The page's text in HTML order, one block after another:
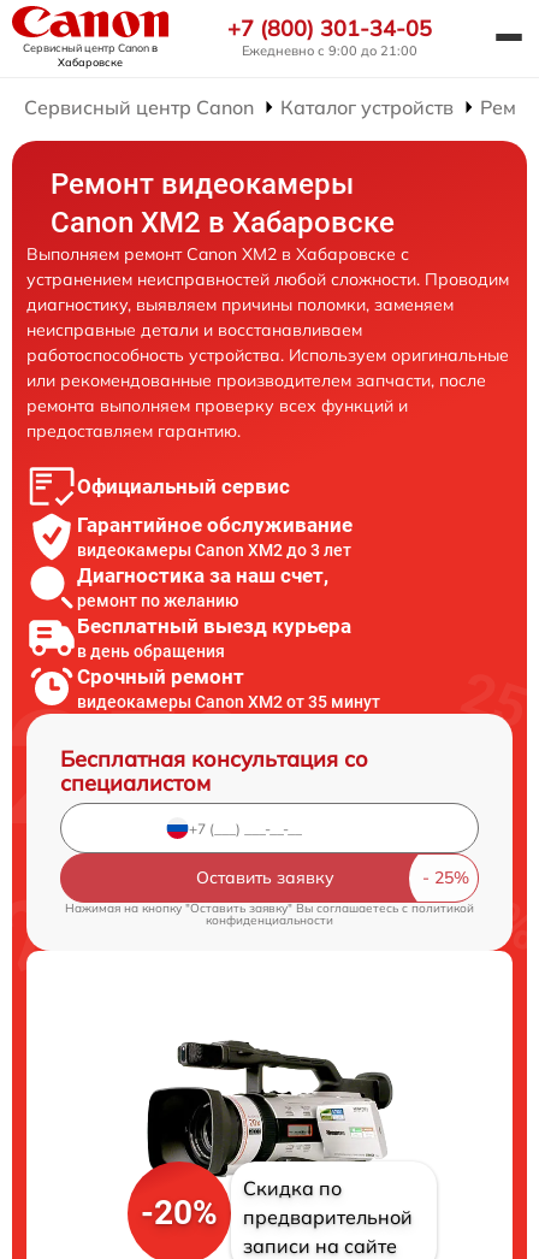
Сервисный центр Canonв
Хабаровске
+7 (800) 301-34-05
Ежедневно с 9:00 до 21:00
Сервисный центр Canon Каталог устройств
Ремонт видеокамеры
Canon XM2 в Хабаровске
Выполняем ремонт Canon XM2 в Хабаровске с
устранением неисправностей любой сложности. Проводим
диагностику, выявляем причины поломки, заменяем
неисправные детали и восстанавливаем
работоспособность устройства. Используем оригинальные
или рекомендованные производителем запчасти, после
ремонта выполняем проверку всех функций и
предоставляем гарантию.
Официальный сервис
Гарантийное обслуживание
видеокамеры Canon XM2 до 3 лет
Диагностика за наш счет,
ремонт по желанию
Бесплатный выезд курьера
в день обращения
Срочный ремонт
видеокамеры Canon XM2 от 35 минут
Бесплатная консультация со
специалистом
Оставить заявку
Нажимая на кнопку "Оставить заявку" Вы соглашаетесь cполитикой
конфиденциальности
-20%
Скидка по
предварительной
записи на сайте